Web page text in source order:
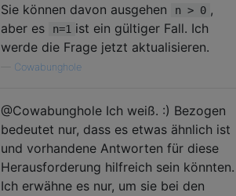
Sie können davon ausgehen n > 0 ,
aber es
n=1 ist ein gültiger Fall. Ich
werde die Frage jetzt aktualisieren.
Cowabunghole
@Cowabunghole Ich weiß. :) Bezogen
bedeutet nur, dass es etwas ähnlich ist
und vorhandene Antworten für diese
Herausforderung hilfreich sein könnten.
Ich erwähne es nur, um sie bei den